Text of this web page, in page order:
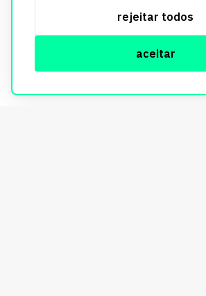
rejeitar todos
aceitar
informações, consulte nossa Política de
© Copyright Imobi Report. Todos os direitos
Política de privacidade